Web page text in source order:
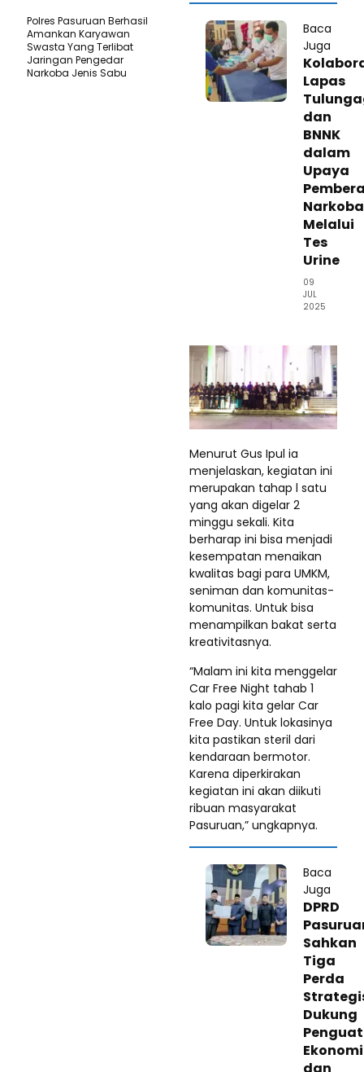
Baca
Juga
Lapas
dan
BNNK
dalam
Upaya
Narkoba
Melalui
Tes
Urine
09
JUL
2025
Menurut Gus Ipul ia
menjelaskan, kegiatan ini
merupakan tahap l satu
yang akan digelar 2
minggu sekali. Kita
berharap ini bisa menjadi
kesempatan menaikan
kwalitas bagi para UMKM,
seniman dan komunitas-
komunitas. Untuk bisa
menampilkan bakat serta
kreativitasnya.
“Malam ini kita menggelar
Car Free Night tahab 1
kalo pagi kita gelar Car
Free Day. Untuk lokasinya
kita pastikan steril dari
kendaraan bermotor.
Karena diperkirakan
kegiatan ini akan diikuti
ribuan masyarakat
Pasuruan,” ungkapnya.
Baca
Juga
DPRD
Sahkan
Tiga
Perda
Dukung
Ekonomi
dan
Polres Pasuruan Berhasil
Amankan Karyawan
Swasta Yang Terlibat
Jaringan Pengedar
Narkoba Jenis Sabu